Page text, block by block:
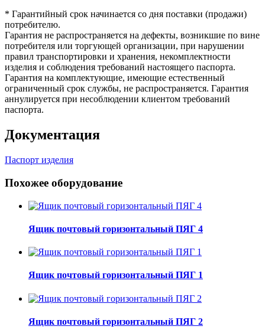
* Гарантийный срок начинается со дня поставки (продажи)
потребителю.
Гарантия не распространяется на дефекты, возникшие по вине
потребителя или торгующей организации, при нарушении
правил транспортировки и хранения, некомплектности
изделия и соблюдения требований настоящего паспорта.
Гарантия на комплектующие, имеющие естественный
ограниченный срок службы, не распространяется. Гарантия
аннулируется при несоблюдении клиентом требований
паспорта.
Документация
Паспорт изделия
Похожее оборудование
Ящик почтовый горизонтальный ПЯГ 4
Ящик почтовый горизонтальный ПЯГ 1
Ящик почтовый горизонтальный ПЯГ 2